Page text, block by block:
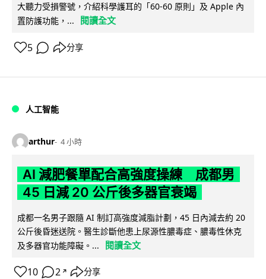
大聽力受損警號，介紹科學護耳的「60-60 原則」及 Apple 內
置防護功能，...
閱讀全文
5 分享
人工智能
arthur 4 小時
AI 減肥餐單配合高強度操練 成都男
45 日減 20 公斤後多器官衰竭
成都一名男子跟隨 AI 制訂高強度減脂計劃，45 日內減去約 20
公斤後昏迷送院。醫生診斷他患上尿源性膿毒症、膿毒性休克
及多器官功能障礙。...
閱讀全文
10 2 ↗ 分享